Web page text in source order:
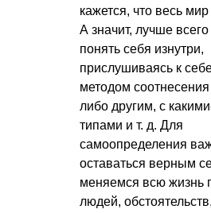
кажется, что весь
А значит, лучше
понять себя изнутри,
прислушиваясь к
методом
либо другим, с
типами и т. д. Для
самоопределения
оставаться верным
меняемся всю жизнь
людей,